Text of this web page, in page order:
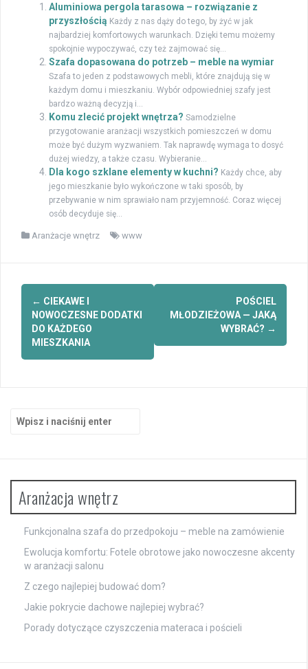
Aluminiowa pergola tarasowa – rozwiązanie z
przyszłością Każdy z nas dąży do tego, by żyć w jak
najbardziej komfortowych warunkach. Dzięki temu możemy
spokojnie wypoczywać, czy też zajmować się...
Szafa dopasowana do potrzeb – meble na wymiar
Szafa to jeden z podstawowych mebli, które znajdują się w
każdym domu i mieszkaniu. Wybór odpowiedniej szafy jest
bardzo ważną decyzją i...
Komu zlecić projekt wnętrza? Samodzielne
przygotowanie aranżacji wszystkich pomieszczeń w domu
może być dużym wyzwaniem. Tak naprawdę wymaga to dosyć
dużej wiedzy, a także czasu. Wybieranie...
Dla kogo szklane elementy w kuchni? Każdy chce, aby
jego mieszkanie było wykończone w taki sposób, by
przebywanie w nim sprawiało nam przyjemność. Coraz więcej
osób decyduje się...
Aranżacje wnętrz www
Zobacz
wpisy
← CIEKAWE I
NOWOCZESNE DODATKI
DO KAŻDEGO
MIESZKANIA
POŚCIEL
MŁODZIEŻOWA — JAKĄ
WYBRAĆ? →
Aranżacja wnętrz
Funkcjonalna szafa do przedpokoju – meble na zamówienie
Ewolucja komfortu: Fotele obrotowe jako nowoczesne akcenty
w aranżacji salonu
Z czego najlepiej budować dom?
Jakie pokrycie dachowe najlepiej wybrać?
Porady dotyczące czyszczenia materaca i pościeli